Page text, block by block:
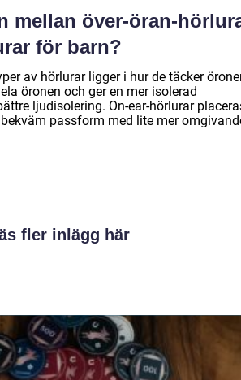
mellan över-öran-
för barn?
av hörlurar ligger i hur de täcker
öronen och ger en mer isolerad
ljudisolering. On-ear-hörlurar
passform med lite mer
fler inlägg här